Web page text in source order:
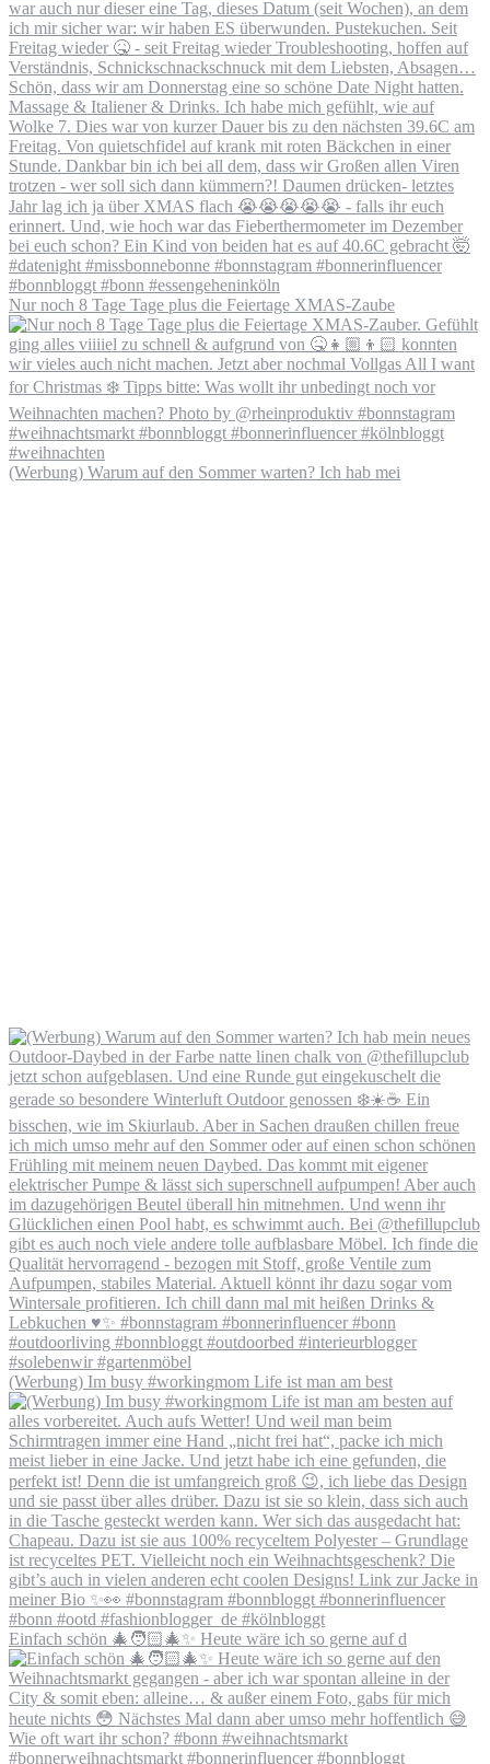
Nur noch 8 Tage Tage plus die Feiertage XMAS-Zaube
(Werbung) Warum auf den Sommer warten? Ich hab mei
(Werbung) Im busy #workingmom Life ist man am best
Einfach schön 🎄🧑🏻‍🎄✨ Heute wäre ich so gerne auf d